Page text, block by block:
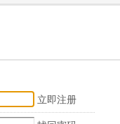
立即注册